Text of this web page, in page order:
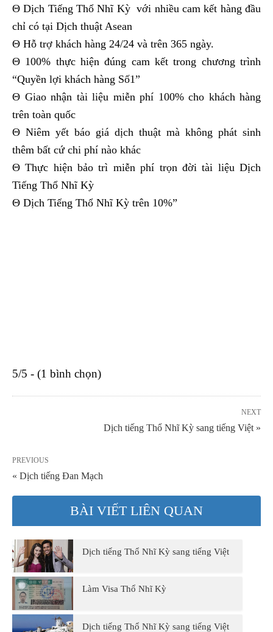
Θ Dịch Tiếng Thổ Nhĩ Kỳ với nhiều cam kết hàng đầu
chỉ có tại Dịch thuật Asean
Θ Hỗ trợ khách hàng 24/24 và trên 365 ngày.
Θ 100% thực hiện đúng cam kết trong chương trình
“Quyền lợi khách hàng Số1”
Θ Giao nhận tài liệu miễn phí 100% cho khách hàng
trên toàn quốc
Θ Niêm yết báo giá dịch thuật mà không phát sinh
thêm bất cứ chi phí nào khác
Θ Thực hiện bảo trì miễn phí trọn đời tài liệu Dịch
Tiếng Thổ Nhĩ Kỳ
Θ Dịch Tiếng Thổ Nhĩ Kỳ trên 10%”
5/5 - (1 bình chọn)
NEXT
Dịch tiếng Thổ Nhĩ Kỳ sang tiếng Việt »
PREVIOUS
« Dịch tiếng Đan Mạch
BÀI VIẾT LIÊN QUAN
Dịch tiếng Thổ Nhĩ Kỳ sang tiếng Việt
Làm Visa Thổ Nhĩ Kỳ
Dịch tiếng Thổ Nhĩ Kỳ sang tiếng Việt